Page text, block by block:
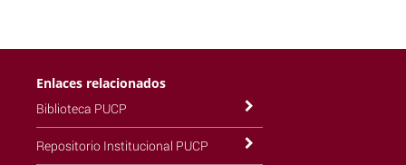
Enlaces relacionados
Biblioteca PUCP
Repositorio Institucional PUCP